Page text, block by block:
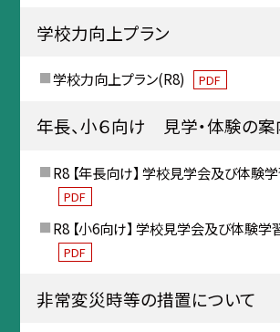
学校力向上プラン
学校力向上プラン(R8) PDF
年長、小６向け 見学・体験の案
R8 【年長向け】 学校見学会及び体験
PDF
R8 【小6向け】 学校見学会及び体験学
PDF
非常変災時等の措置について